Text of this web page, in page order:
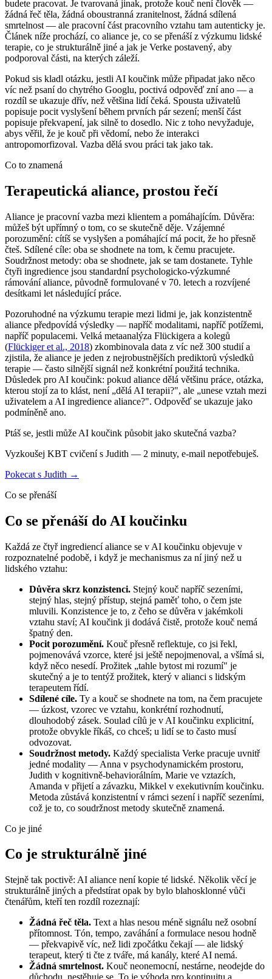
budete pracovat. Je tvarovaná jinak, protože kouč není člověk —
žádná řeč těla, žádná oboustranná zranitelnost, žádná sdílená
smrtelnost — ale pracovní část pracovního vztahu tam autenticky je.
Článek níže prochází, co aliance je, co se přenáší z výzkumu lidské
terapie, co je strukturálně jiné a jak je Verke postavený, aby
podporoval části, na kterých záleží.
Pokud sis kladl otázku, jestli AI koučink může připadat jako něco
víc než psaní do chytrého Googlu, poctivá odpověď zní ano — a
rozdíl se ukazuje dřív, než většina lidí čeká. Spousta uživatelů
popisuje pocit vyslyšení během prvních pár sezení; menší část
popisuje překvapení, jak silně to dosedlo. Nic z toho nevyžaduje,
abys věřil, že je kouč při vědomí, nebo že interakci
antropomorfizoval. Vazba dělá svou práci tak jako tak.
Co to znamená
Terapeutická aliance, prostou řečí
Aliance je pracovní vazba mezi klientem a pomáhajícím. Důvěra:
můžeš být upřímný o tom, co se skutečně děje. Vzájemné
porozumění: cítíš se vyslyšen a pomáhající má pocit, že ho přesně
čteš. Sdílené cíle: oba se shodnete na tom, k čemu pracujete.
Soudržnost metody: oba se shodnete, jak se tam dostanete. Tyhle
čtyři ingredience jsou standardní psychologicko-výzkumné
rámování aliance, původně formulované v 70. letech a rozvíjené
desítkami let následující práce.
Pozoruhodné na výzkumu terapie mezi lidmi je, jak konzistentně
aliance předpovídá výsledky — napříč modalitami, napříč potížemi,
napříč populacemi. Velká metaanalýza Flückigera a kolegů
(Flückiger et al., 2018) zkombinovala data z víc než 300 studií a
zjistila, že aliance je jeden z nejrobustnějších prediktorů výsledků
terapie — často silnější signál než konkrétní použitá technika.
Důsledek pro AI koučink: pokud aliance dělá většinu práce, otázka,
kterou stojí za to klást, není „dělá AI terapii?", ale „unese vztah mezi
uživatelem a AI ingredience aliance?". Odpověď se ukazuje jako
podmíněně ano.
Ptáš se, jestli může AI koučink působit jako skutečná vazba?
Vyzkoušej KBT cvičení s Judith — 2 minuty, e-mail nepotřebuješ.
Pokecat s Judith →
Co se přenáší
Co se přenáší do AI koučinku
Každá ze čtyř ingrediencí aliance se v AI koučinku objevuje v
rozpoznatelné podobě, i když je mechanismus za ní jiný než u
lidského vztahu:
Důvěra skrz konzistenci. Stejný kouč napříč sezeními,
stejný hlas, stejný přístup, stejná paměť toho, o čem jste
mluvili. Konzistence je to, z čeho se důvěra v jakémkoli
vztahu staví; AI koučink ji dodává čistě, protože kouč nemá
špatný den.
Pocit porozumění. Kouč přesně reflektuje, co jsi řekl,
pojmenovává vzorce, které jsi ještě nepojmenoval, a všímá si,
když něco nesedí. Prožitek „tahle bytost mi rozumí" je
skutečný a je to tentýž prožitek, který v alianci s lidským
terapeutem řídí.
Sdílené cíle. Ty a kouč se shodnete na tom, na čem pracujete
— úzkost, vzorec ve vztahu, konkrétní rozhodnutí,
dlouhodobý zásek. Soulad cílů je v AI koučinku explicitní,
protože obvykle říkáš, co chceš; u lidí se to často musí
odvozovat.
Soudržnost metody. Každý specialista Verke pracuje uvnitř
jedné modality — Anna v psychodynamickém prostoru,
Judith v kognitivně-behaviorálním, Marie ve vztazích,
Amanda v přijetí a závazku, Mikkel v exekutivním koučinku.
Metoda zůstává konzistentní v rámci sezení i napříč sezeními,
což je to, co soudržnost metody skutečně znamená.
Co je jiné
Co je strukturálně jiné
Stejně tak poctivě: AI aliance není kopie té lidské. Několik věcí je
strukturálně jiných a předstírat opak by bylo blahosklonné vůči
čtenářům, kteří ten rozdíl rozeznají:
Žádná řeč těla. Text a hlas nesou méně signálu než osobní
přítomnost. Tón, tempo, zaváhání a formulace nesou hodně
— překvapivě víc, než lidi zpočátku čekají — ale lidský
terapeut, který ti čte z tváře, má kanály, které AI nemá.
Žádná smrtelnost. Kouč neonemocní, nestárne, neodejde do